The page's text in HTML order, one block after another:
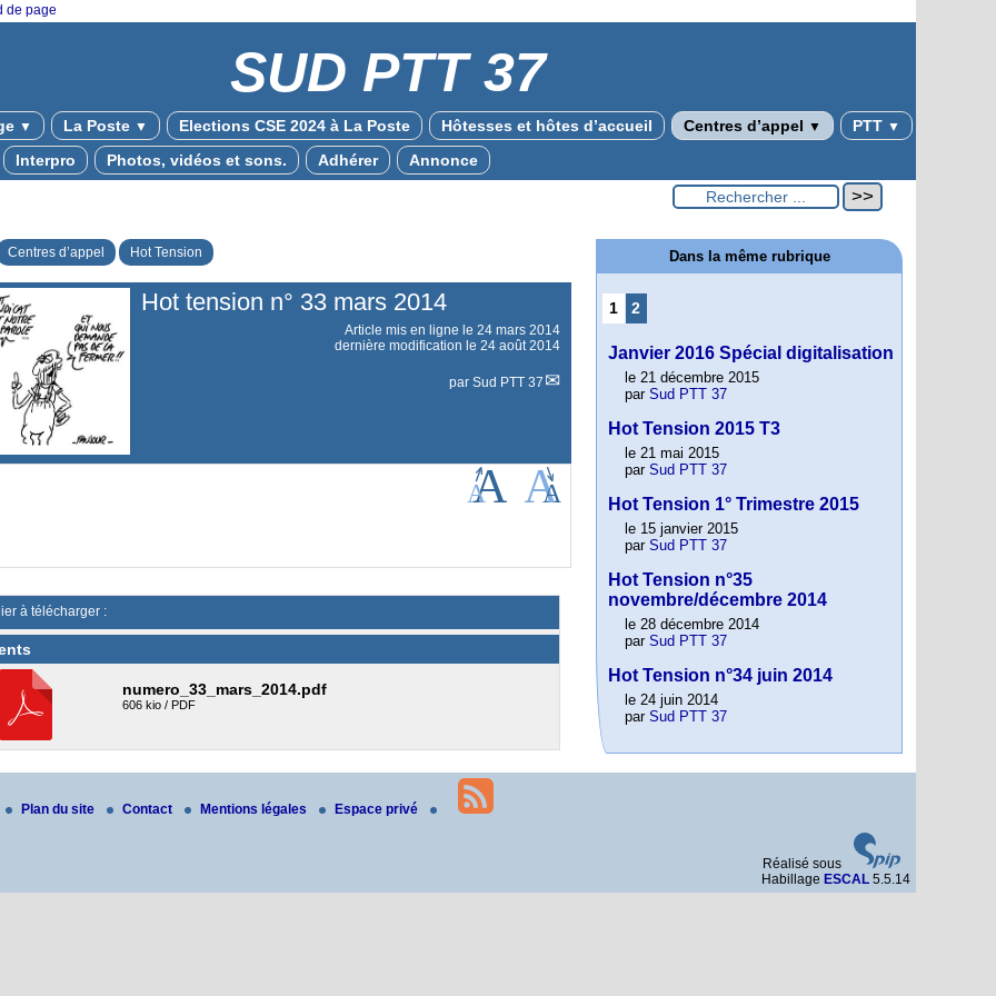
de page
SUD PTT 37
▼ La Poste ▼ Elections CSE 2024 à La Poste Hôtesses et hôtes d’accueil Centres d’appel ▼ PTT ▼
Interpro Photos, vidéos et sons. Adhérer Annonce
Centres d’appel Hot Tension
Hot tension n° 33 mars 2014
Article mis en ligne le 24 mars 2014
dernière modification le 24 août 2014
par Sud PTT 37
à télécharger :
numero_33_mars_2014.pdf
606 kio / PDF
Dans la même rubrique
1 2
Janvier 2016 Spécial digitalisation
le 21 décembre 2015
par Sud PTT 37
Hot Tension 2015 T3
le 21 mai 2015
par Sud PTT 37
Hot Tension 1° Trimestre 2015
le 15 janvier 2015
par Sud PTT 37
Hot Tension n°35
novembre/décembre 2014
le 28 décembre 2014
par Sud PTT 37
Hot Tension n°34 juin 2014
le 24 juin 2014
par Sud PTT 37
Plan du site Contact Mentions légales Espace privé
Réalisé sous
Habillage ESCAL 5.5.14